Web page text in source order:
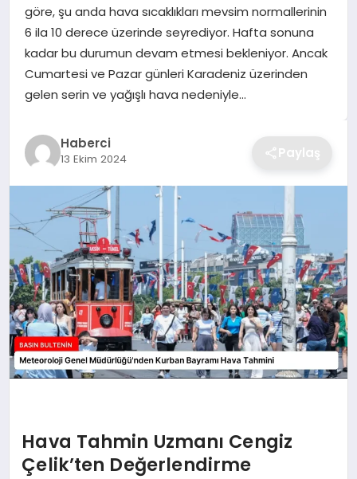
YAŞAM
GÜNDEM
göre, şu anda hava sıcaklıkları mevsim normallerinin
6 ila 10 derece üzerinde seyrediyor. Hafta sonuna
kadar bu durumun devam etmesi bekleniyor. Ancak
Cumartesi ve Pazar günleri Karadeniz üzerinden
gelen serin ve yağışlı hava nedeniyle…
Haberci
13 Ekim 2024 Paylaş
Hava Tahmin Uzmanı Cengiz
Çelik’ten Değerlendirme